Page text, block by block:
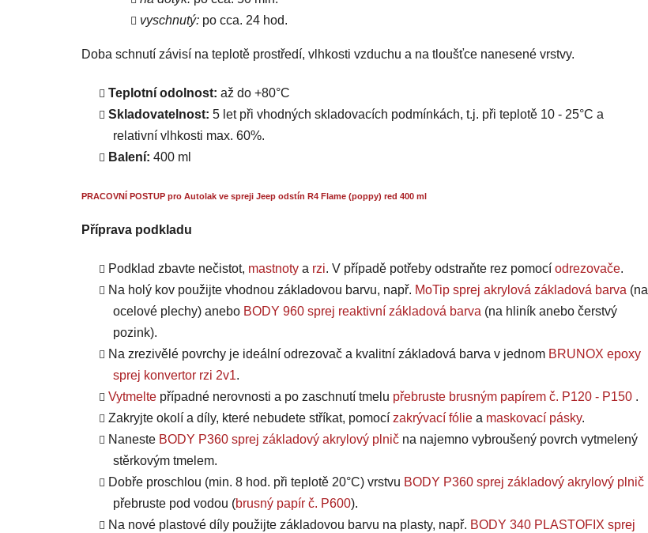
vyschnutý: po cca. 24 hod.
Doba schnutí závisí na teplotě prostředí, vlhkosti vzduchu a na tloušťce nanesené vrstvy.
Teplotní odolnost: až do +80°C
Skladovatelnost: 5 let při vhodných skladovacích podmínkách, t.j. při teplotě 10 - 25°C a
relativní vlhkosti max. 60%.
Balení: 400 ml
PRACOVNÍ POSTUP pro Autolak ve spreji Jeep odstín R4 Flame (poppy) red 400 ml
Příprava podkladu
Podklad zbavte nečistot, mastnoty a rzi. V případě potřeby odstraňte rez pomocí odrezovače.
Na holý kov použijte vhodnou základovou barvu, např. MoTip sprej akrylová základová barva (na
ocelové plechy) anebo BODY 960 sprej reaktivní základová barva (na hliník anebo čerstvý
pozink).
Na zrezivělé povrchy je ideální odrezovač a kvalitní základová barva v jednom BRUNOX epoxy
sprej konvertor rzi 2v1.
Vytmelte případné nerovnosti a po zaschnutí tmelu přebruste brusným papírem č. P120 - P150 .
Zakryjte okolí a díly, které nebudete stříkat, pomocí zakrývací fólie a maskovací pásky.
Naneste BODY P360 sprej základový akrylový plnič na najemno vybroušený povrch vytmelený
stěrkovým tmelem.
Dobře proschlou (min. 8 hod. při teplotě 20°C) vrstvu BODY P360 sprej základový akrylový plnič
přebruste pod vodou (brusný papír č. P600).
Na nové plastové díly použijte základovou barvu na plasty, např. BODY 340 PLASTOFIX sprej